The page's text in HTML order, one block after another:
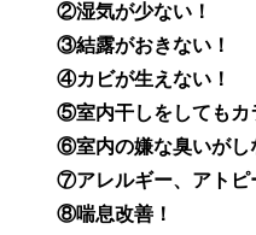
②湿気が少ない！
③結露がおきない！
④カビが生えない！
⑤室内干しをしてもカ
⑥室内の嫌な臭いがし
⑦アレルギー、アトピ
⑧喘息改善！